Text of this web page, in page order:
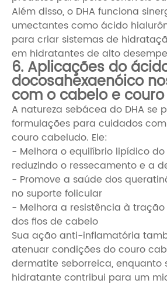
Além disso, o DHA funciona
umectantes como ácido
para criar sistemas de
em hidratantes de alto
6. Aplicações do
docosahexaenóico
com o cabelo e
A natureza sebácea do DHA se
formulações para cuidados
couro cabeludo. Ele:
- Melhora o equilíbrio lipídico
reduzindo o ressecamento e a
- Promove a saúde dos
no suporte folicular
- Melhora a resistência à
dos fios de cabelo
Sua ação anti-inflamatória
atenuar condições do couro
dermatite seborreica, enquanto
hidratante contribui para um